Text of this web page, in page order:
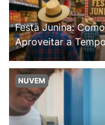
Festa Junina:
Aproveitar a
NUVEM